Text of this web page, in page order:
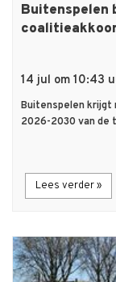
14 jul om 10:43
Buitenspelen krijgt
2026-2030 van
Lees verder »